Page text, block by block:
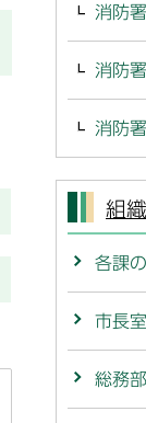
消防
消防
消防
組
各課
市長室
総務部